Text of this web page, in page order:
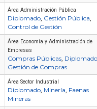
Área Administración Pública
Diplomado, Gestión Pública,
Control de Gestión
Área Economía y Administración de
Empresas
Compras Públicas, Diplomado
Gestión de Compras
Área Sector Industrial
Diplomado, Minería, Faenas
Mineras